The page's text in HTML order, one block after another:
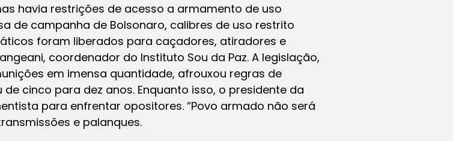
havia restrições de acesso a armamento de uso
de campanha de Bolsonaro, calibres de uso restrito
foram liberados para caçadores, atiradores e
coordenador do Instituto Sou da Paz. A legislação,
em imensa quantidade, afrouxou regras de
cinco para dez anos. Enquanto isso, o presidente da
para enfrentar opositores. “Povo armado não será
e palanques.